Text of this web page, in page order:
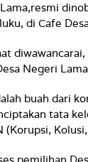
di Cafe
Negeri
buah dari
tata
(Korupsi,